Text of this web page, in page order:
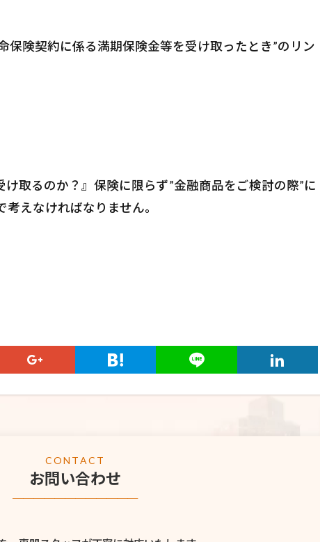
険契約に係る満期保険金等を受け取ったとき”のリン
け取るのか？』保険に限らず”金融商品をご検討の際”に
えなければなりません。
CONTACT
お問い合わせ
────────────